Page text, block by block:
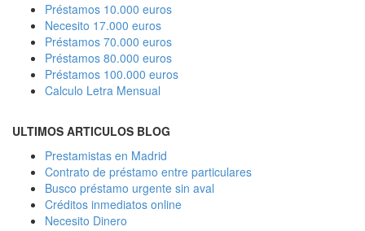
Préstamos 10.000 euros
Necesito 17.000 euros
Préstamos 70.000 euros
Préstamos 80.000 euros
Préstamos 100.000 euros
Calculo Letra Mensual
ULTIMOS ARTICULOS BLOG
Prestamistas en Madrid
Contrato de préstamo entre particulares
Busco préstamo urgente sin aval
Créditos inmediatos online
Necesito Dinero